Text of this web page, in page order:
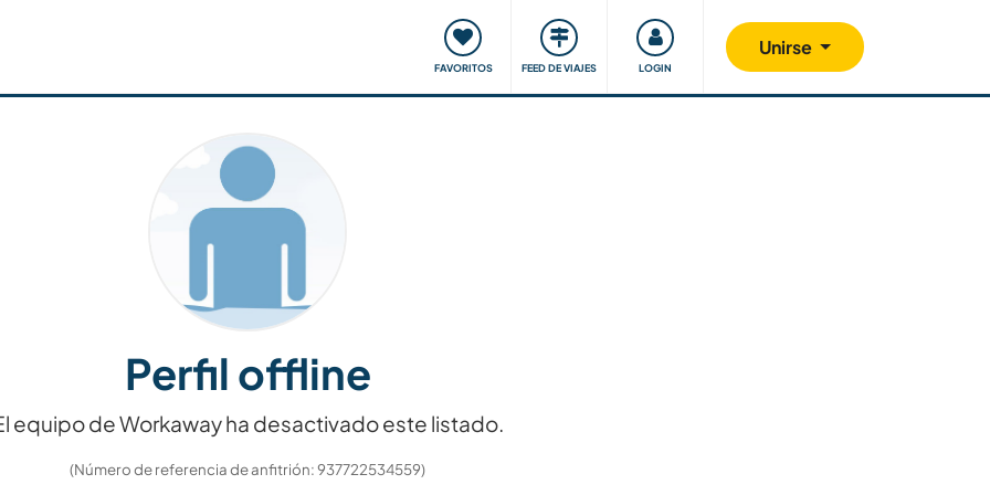
FAVORITOS FEED DE VIAJES LOGIN
Unirse
Viajar y aprender Comunidad Nos implicamos
Perfil offline
equipo de Workaway ha desactivado este listado.
(Número de referencia de anfitrión: 937722534559)